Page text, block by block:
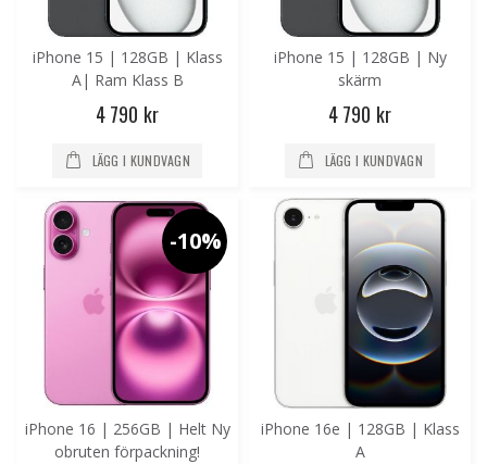
iPhone 15 | 128GB | Klass
A| Ram Klass B
4 790 kr
LÄGG I KUNDVAGN
iPhone 15 | 128GB | Ny
skärm
4 790 kr
LÄGG I KUNDVAGN
-10%
iPhone 16 | 256GB | Helt Ny
obruten förpackning!
iPhone 16e | 128GB | Klass
A